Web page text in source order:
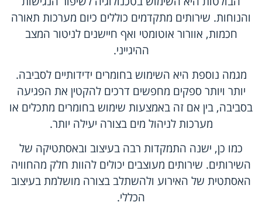
והנוחות. שירותים מתקדמים כוללים כיום מערכות תאורה
חכמות, אוורור אוטומטי ואף חיישנים לניטור המצב
ההיגייני.
מגמה נוספת היא השימוש בחומרים ידידותיים לסביבה.
יותר ויותר ספקים מחפשים דרכים להקטין את הפגיעה
בסביבה, בין אם זה באמצעות שימוש בחומרים מתכלים או
מערכות לניהול מים בצורה יעילה יותר.
כמו כן, ישנה התמקדות רבה בעיצוב ובאסתטיקה של
השירותים. שירותים מעוצבים יכולים להוות חלק מהחוויה
האסתטית של האירוע ולהשתלב בצורה מושלמת בעיצוב
הכללי.